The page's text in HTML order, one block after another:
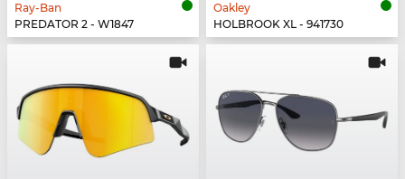
Ray-Ban
PREDATOR 2 - W1847
Oakley
HOLBROOK XL - 941730